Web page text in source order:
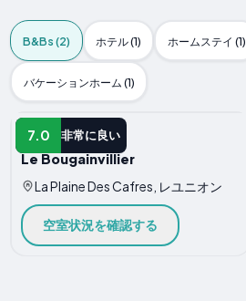
B&Bs (2) ホテル (1) ホームステイ (1)
バケーションホーム (1)
7.0 非常に良い
B&B
Le Bougainvillier
La Plaine Des Cafres, レユニオン
空室状況を確認する